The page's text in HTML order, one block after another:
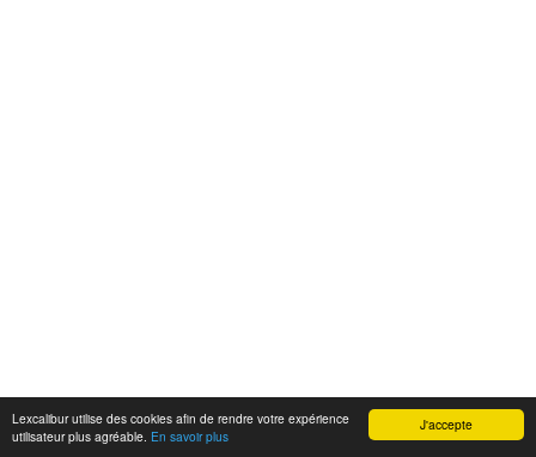
J'accepte
Lexcalibur utilise des cookies afin de rendre votre expérience
utilisateur plus agréable. En savoir plus